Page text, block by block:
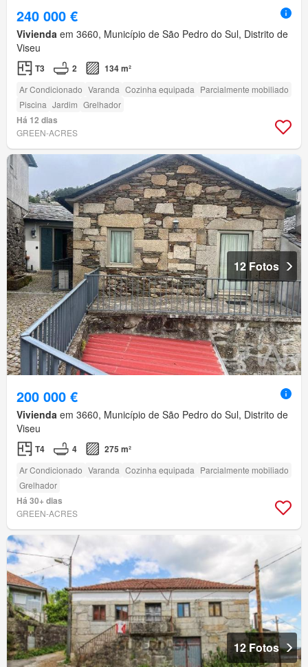
240 000 €
Vivienda em 3660, Município de São Pedro do Sul, Distrito de
Viseu
T3 2 134 m²
Ar Condicionado Varanda Cozinha equipada Parcialmente mobiliado
Piscina Jardim Grelhador
Há 12 dias
GREEN-ACRES
12 Fotos
200 000 €
Vivienda em 3660, Município de São Pedro do Sul, Distrito de
Viseu
T4 4 275 m²
Ar Condicionado Varanda Cozinha equipada Parcialmente mobiliado
Grelhador
Há 30+ dias
GREEN-ACRES
12 Fotos